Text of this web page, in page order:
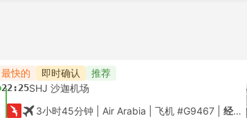
最快的 即时确认 推荐
22:25SHJ 沙迦机场
3小时45分钟 | Air Arabia 飞机 #G9467 经济舱